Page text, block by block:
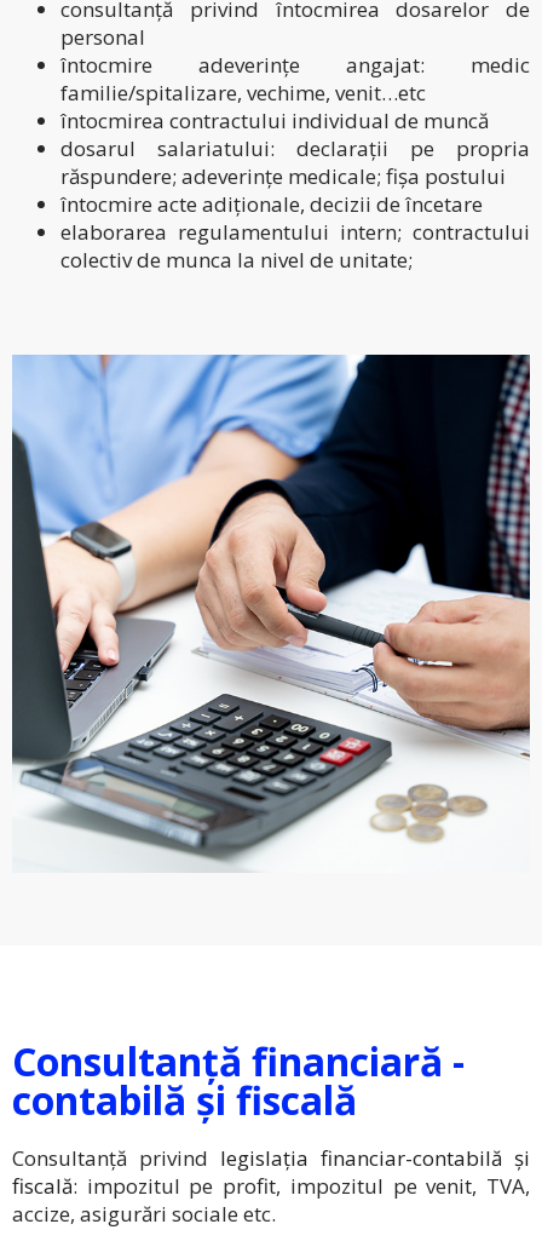
consultanță privind întocmirea dosarelor de
personal
întocmire adeverințe angajat: medic
familie/spitalizare, vechime, venit…etc
întocmirea contractului individual de muncă
dosarul salariatului: declarații pe propria
răspundere; adeverințe medicale; fișa postului
întocmire acte adiționale, decizii de încetare
elaborarea regulamentului intern; contractului
colectiv de munca la nivel de unitate;
Consultanță financiară -
contabilă și fiscală
Consultanță privind legislația financiar-contabilă și
fiscală: impozitul pe profit, impozitul pe venit, TVA,
accize, asigurări sociale etc.